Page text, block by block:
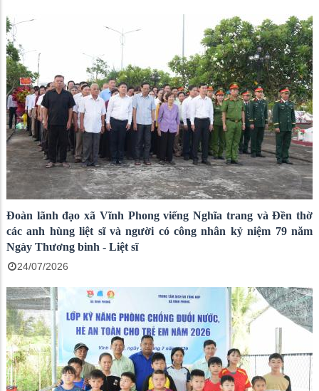
Đoàn lãnh đạo xã Vĩnh Phong viếng Nghĩa trang và Đền thờ
các anh hùng liệt sĩ và người có công nhân kỷ niệm 79 năm
Ngày Thương binh - Liệt sĩ
24/07/2026